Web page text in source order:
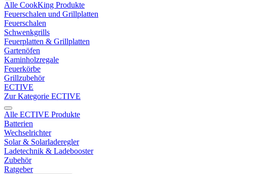
Alle CookKing Produkte
Feuerschalen und Grillplatten
Feuerschalen
Schwenkgrills
Feuerplatten & Grillplatten
Gartenöfen
Kaminholzregale
Feuerkörbe
Grillzubehör
ECTIVE
Zur Kategorie ECTIVE
Alle ECTIVE Produkte
Batterien
Wechselrichter
Solar & Solarladeregler
Ladetechnik & Ladebooster
Zubehör
Ratgeber